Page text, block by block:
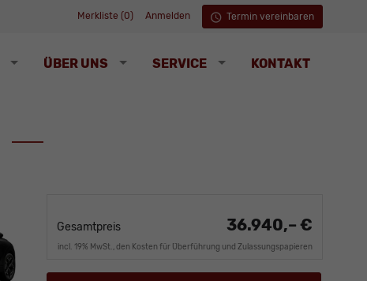
Merkliste (0) Anmelden Termin vereinbaren
ÜBER UNS SERVICE KONTAKT
Gesamtpreis 36.940,– €
incl. 19% MwSt., den Kosten für Überführung und Zulassungspapieren